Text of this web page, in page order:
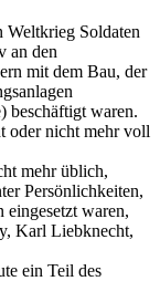
Weltkrieg Soldaten
an den
mit dem Bau, der
beschäftigt waren.
oder nicht mehr voll
mehr üblich,
Persönlichkeiten,
eingesetzt waren,
Karl Liebknecht,
ein Teil des